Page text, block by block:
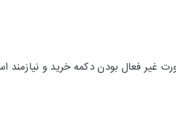
کنید؛ در صورت غیر فعال بودن دکمه خرید